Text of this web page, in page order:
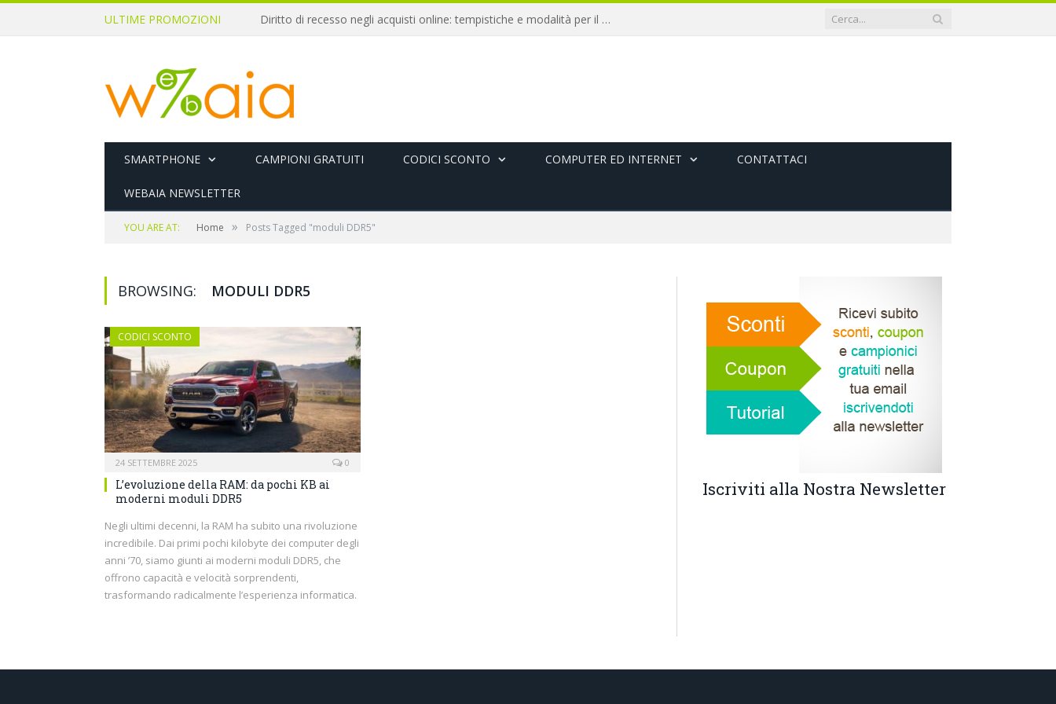
ULTIME PROMOZIONI Diritto di recesso negli acquisti online: tempistiche e modalità per il rimborso
SMARTPHONE CAMPIONI GRATUITI CODICI SCONTO COMPUTER ED INTERNET CONTATTACI
WEBAIA NEWSLETTER
YOU ARE AT: Home » Posts Tagged "moduli DDR5"
BROWSING: MODULI DDR5
CODICI SCONTO
24 SETTEMBRE 2025 0
L’evoluzione della RAM: da pochi KB ai
moderni moduli DDR5
Negli ultimi decenni, la RAM ha subito una rivoluzione
incredibile. Dai primi pochi kilobyte dei computer degli
anni ’70, siamo giunti ai moderni moduli DDR5, che
offrono capacità e velocità sorprendenti,
trasformando radicalmente l’esperienza informatica.
Iscriviti alla Nostra Newsletter